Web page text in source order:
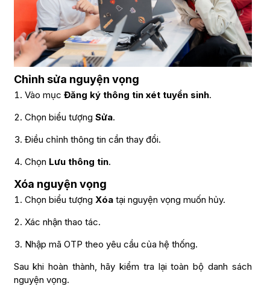
Chỉnh sửa nguyện vọng
Vào mục Đăng ký thông tin xét tuyển sinh.
Chọn biểu tượng Sửa.
Điều chỉnh thông tin cần thay đổi.
Chọn Lưu thông tin.
Xóa nguyện vọng
Chọn biểu tượng Xóatại nguyện vọng muốn hủy.
Xác nhận thao tác.
Nhập mã OTP theo yêu cầu của hệ thống.
Sau khi hoàn thành, hãy kiểm tra lại toàn bộ danh sách
nguyện vọng.